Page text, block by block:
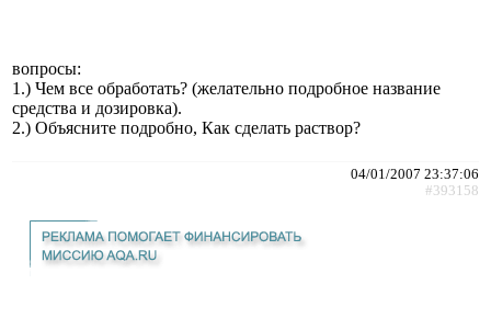
вопросы:
1.) Чем все обработать? (желательно подробное название
средства и дозировка).
2.) Объясните подробно, Как сделать раствор?
04/01/2007 23:37:06
#393158